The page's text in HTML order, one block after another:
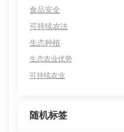
食品安全
可持续农法
生态种植
生态农业优势
可持续农业
随机标签